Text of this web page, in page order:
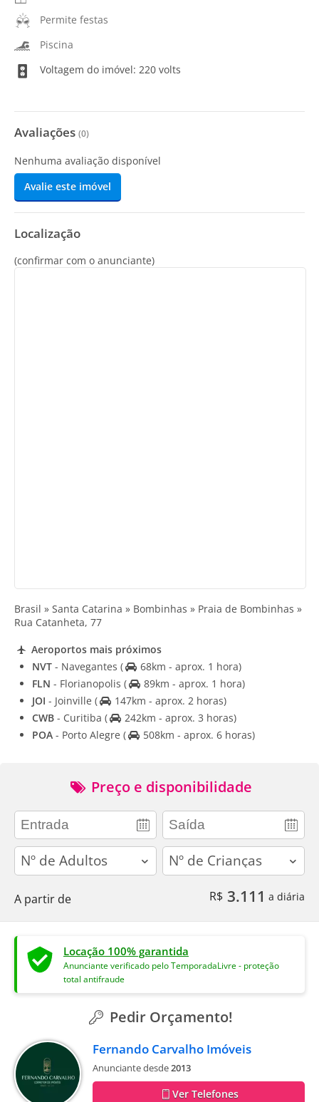
Permite festas
Piscina
Voltagem do imóvel: 220 volts
Avaliações (0)
Nenhuma avaliação disponível
Avalie este imóvel
Localização
(confirmar com o anunciante)
Brasil » Santa Catarina » Bombinhas » Praia de Bombinhas »
Rua Catanheta, 77
Aeroportos mais próximos
NVT - Navegantes (
68km - aprox. 1 hora)
FLN - Florianopolis (
89km - aprox. 1 hora)
JOI - Joinville (
147km - aprox. 2 horas)
CWB - Curitiba (
242km - aprox. 3 horas)
POA - Porto Alegre ( 508km - aprox. 6 horas)
Preço e disponibilidade
adults children
A partir de R$ 3.111 a diária
Locação 100% garantida
Anunciante verificado pelo TemporadaLivre - proteção
total antifraude
Pedir Orçamento!
Fernando Carvalho Imóveis
Anunciante desde2013
Ver Telefones